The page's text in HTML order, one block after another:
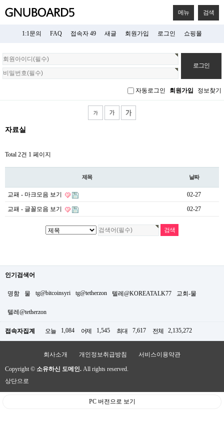
메뉴 검색
1:1문의 FAQ 접속자 49 새글 회원가입 로그인 쇼핑몰
회
원
로
자동로그인 회원가입 정보찾기
자료실
Total 2건 1 페이지
제목 날짜
교패 - 마크모음 보기 02-27
교패 - 글꼴모음 보기 02-27
인기검색어
명함 물 tg@bitcoinsyri tg@tetherzon 텔레@KOREATALK77 교회-물
텔레@tetherzon
접속자집계 오늘 1,084 어제 1,545 최대 7,617 전체 2,135,272
회사소개 개인정보취급방침 서비스이용약관
Copyright © 소유하신 도메인. All rights reserved.
상단으로
PC 버전으로 보기